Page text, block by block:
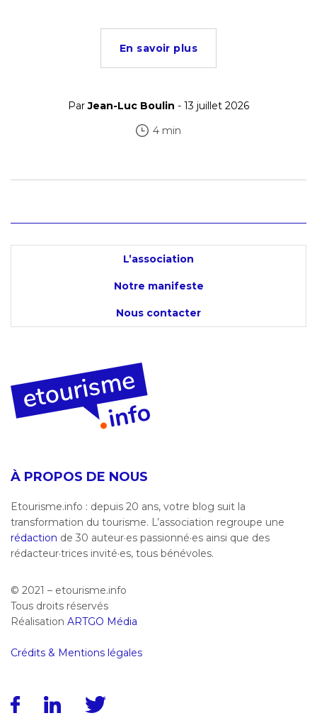
En savoir plus
ParJean-Luc Boulin - 13 juillet 2026
4 min
L’association
Notre manifeste
Nous contacter
À PROPOS DE NOUS
Etourisme.info : depuis 20 ans, votre blog suit la
transformation du tourisme. L’association regroupe une
rédaction de 30 auteur·es passionné·es ainsi que des
rédacteur·trices invité·es, tous bénévoles.
© 2021 – etourisme.info
Tous droits réservés
Réalisation ARTGO Média
Crédits & Mentions légales